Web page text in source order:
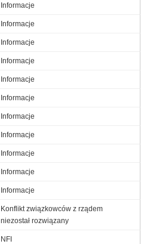
Informacje
Informacje
Informacje
Informacje
Informacje
Informacje
Informacje
Informacje
Informacje
Informacje
Informacje
Konflikt związkowców z rządem
niezostał rozwiązany
NFI